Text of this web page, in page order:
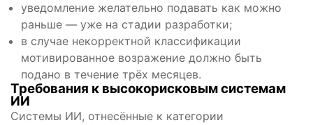
уведомление желательно подавать как можно
раньше — уже на стадии разработки;
в случае некорректной классификации
мотивированное возражение должно быть
подано в течение трёх месяцев.
Требования к высокорисковым системам
ИИ
Системы ИИ, отнесённые к категории